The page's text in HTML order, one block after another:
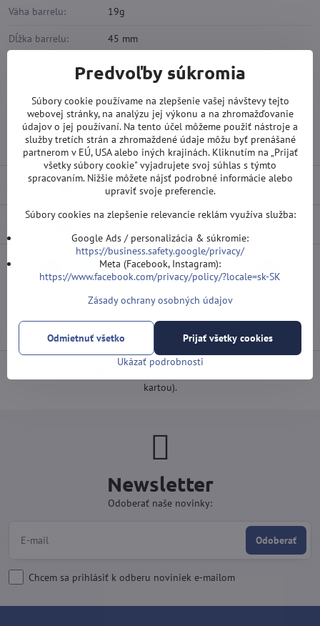
Váha barrelu: 19g
Dĺžka barrelu: 45 mm
Priemer barrelu: 7,4 mm
Závit hrotu: 2BA
Závit násadky: 2BA
Recenzie 0
FacebookTwitterBlueskyPinterestReddit LinkedInWhatsApp
E-
kartou).
Newsletter
Odoberať naše novinky:
Odoberať
Chcem sa prihlásiť k odberu noviniek e-mailom
Predvoľby súkromia
Súbory cookie používame na zlepšenie vašej návštevy tejto
webovej stránky, na analýzu jej výkonu a na zhromažďovanie
údajov o jej používaní. Na tento účel môžeme použiť nástroje a
služby tretích strán a zhromaždené údaje môžu byť prenášané
partnerom v EÚ, USA alebo iných krajinách. Kliknutím na „Prijať
všetky súbory cookie" vyjadrujete svoj súhlas s týmto
spracovaním. Nižšie môžete nájsť podrobné informácie alebo
upraviť svoje preferencie.
Súbory cookies na zlepšenie relevancie reklám využíva služba:
Google Ads / personalizácia & súkromie:
https://business.safety.google/privacy/
Meta (Facebook, Instagram):
https://www.facebook.com/privacy/policy/?locale=sk-SK
Zásady ochrany osobných údajov
Ukázať podrobnosti
Prijať všetky cookies
Odmietnuť všetko